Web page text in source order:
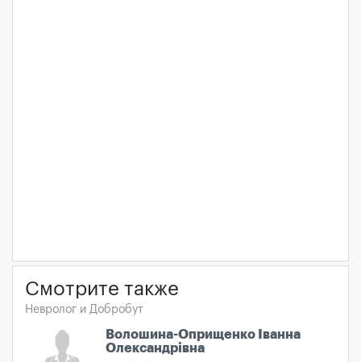
Смотрите также
Невролог и Добробут
Волошина-Оприщенко Іванна
Олександрівна